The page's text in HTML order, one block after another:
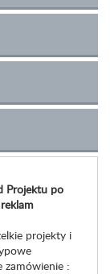
Projektu po
reklam
projekty i
zamówienie :